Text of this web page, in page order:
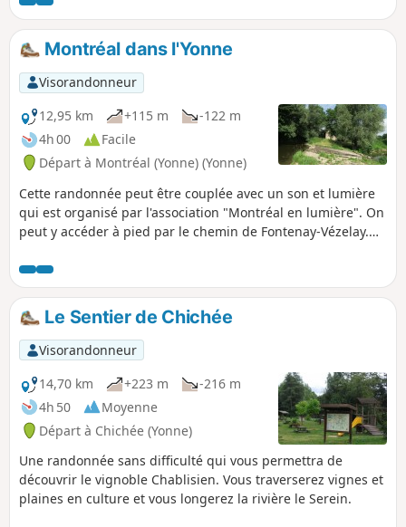
Montréal dans l'Yonne
Visorandonneur
12,95 km
+115 m
-122 m
4h 00
Facile
Départ à Montréal (Yonne) (Yonne)
Cette randonnée peut être couplée avec un son et lumière
qui est organisé par l'association "Montréal en lumière". On
peut y accéder à pied par le chemin de Fontenay-Vézelay.
prendre sortie Avallon. Montréal est à 7km de la sortie.
Le Sentier de Chichée
Visorandonneur
14,70 km
+223 m
-216 m
4h 50
Moyenne
Départ à Chichée (Yonne)
Une randonnée sans difficulté qui vous permettra de
découvrir le vignoble Chablisien. Vous traverserez vignes et
plaines en culture et vous longerez la rivière le Serein.